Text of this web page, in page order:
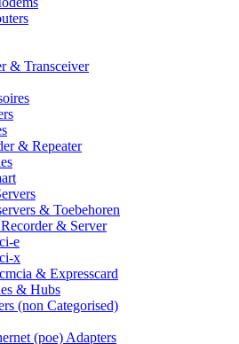
& Transceiver
& Repeater
& Toebehoren
& Server
e
x
& Expresscard
& Hubs
(non Categorised)
(poe) Adapters